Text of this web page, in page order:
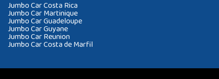
Jumbo Car Costa Rica
Jumbo Car Martinique
Jumbo Car Guadeloupe
Jumbo Car Guyane
Jumbo Car Reunion
Jumbo Car Costa de Marfil